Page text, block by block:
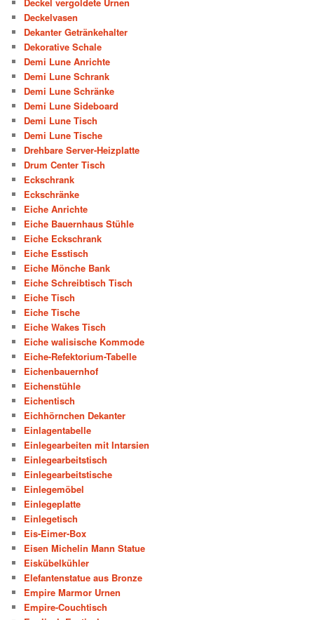
Deckelvasen
Dekanter Getränkehalter
Dekorative Schale
Demi Lune Anrichte
Demi Lune Schrank
Demi Lune Schränke
Demi Lune Sideboard
Demi Lune Tisch
Demi Lune Tische
Drehbare Server-Heizplatte
Drum Center Tisch
Eckschrank
Eckschränke
Eiche Anrichte
Eiche Bauernhaus Stühle
Eiche Eckschrank
Eiche Esstisch
Eiche Mönche Bank
Eiche Schreibtisch Tisch
Eiche Tisch
Eiche Tische
Eiche Wakes Tisch
Eiche walisische Kommode
Eiche-Refektorium-Tabelle
Eichenbauernhof
Eichenstühle
Eichentisch
Eichhörnchen Dekanter
Einlagentabelle
Einlegearbeiten mit Intarsien
Einlegearbeitstisch
Einlegearbeitstische
Einlegemöbel
Einlegeplatte
Einlegetisch
Eis-Eimer-Box
Eisen Michelin Mann Statue
Eiskübelkühler
Elefantenstatue aus Bronze
Empire Marmor Urnen
Empire-Couchtisch